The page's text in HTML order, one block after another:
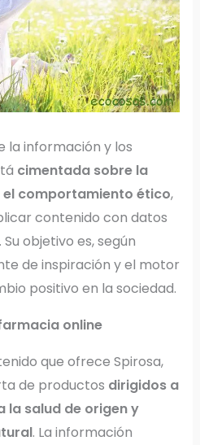
la información y los
cimentada sobre la
comportamiento ético,
contenido con datos
objetivo es, según
de inspiración y el motor
positivo en la sociedad.
online
que ofrece Spirosa,
de productos dirigidos a
la salud de origen y
. La información